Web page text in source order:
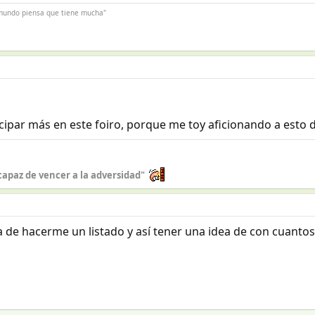
piensa que tiene mucha"
más en este foiro, porque me toy aficionando a esto
de vencer a la adversidad"
de hacerme un listado y así tener una idea de con